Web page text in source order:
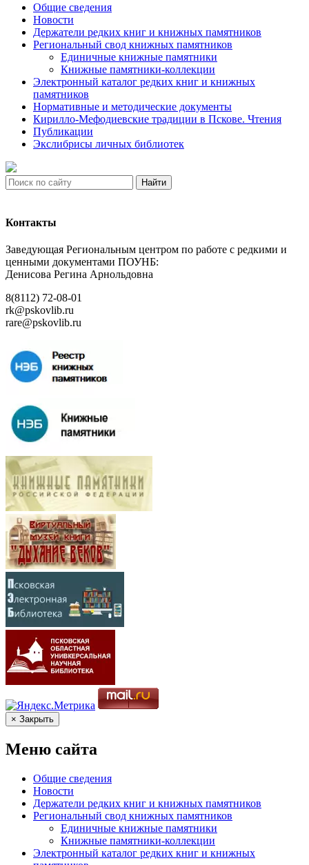
Общие сведения
Новости
Держатели редких книг и книжных памятников
Региональный свод книжных памятников
Единичные книжные памятники
Книжные памятники-коллекции
Электронный каталог редких книг и книжных
памятников
Нормативные и методические документы
Кирилло-Мефодиевские традиции в Пскове. Чтения
Публикации
Экслибрисы личных библиотек
Найти
Контакты
Заведующая Региональным центром по работе с редкими и
ценными документами ПОУНБ:
Денисова Регина Арнольдовна
8(8112) 72-08-01
rk@pskovlib.ru
rare@pskovlib.ru
× Закрыть
Меню сайта
Общие сведения
Новости
Держатели редких книг и книжных памятников
Региональный свод книжных памятников
Единичные книжные памятники
Книжные памятники-коллекции
Электронный каталог редких книг и книжных